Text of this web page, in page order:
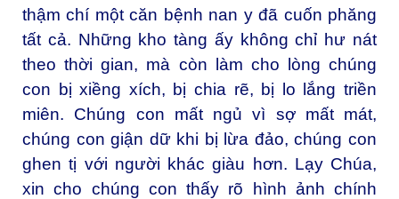
thậm chí một căn bệnh nan y đã cuốn phăng
tất cả. Những kho tàng ấy không chỉ hư nát
theo thời gian, mà còn làm cho lòng chúng
con bị xiềng xích, bị chia rẽ, bị lo lắng triền
miên. Chúng con mất ngủ vì sợ mất mát,
chúng con giận dữ khi bị lừa đảo, chúng con
ghen tị với người khác giàu hơn. Lạy Chúa,
xin cho chúng con thấy rõ hình ảnh chính